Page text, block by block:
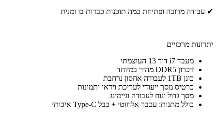
✔ עבודה מרובה ופתיחת כמה תוכנות כבדות בו זמנית
יתרונות מרכזיים
מעבד i7 דור 13 העוצמתי
זיכרון DDR5 מהיר במיוחד
כונן 1TB לעבודה אחסון נרחבת
כרטיס מסך ייעודי לעריכת וידאו ותמונות
מסך גדול ונוח לעבודה וגיימינג
כולל מתנות: עכבר אלחוטי + כבל Type-C איכותי